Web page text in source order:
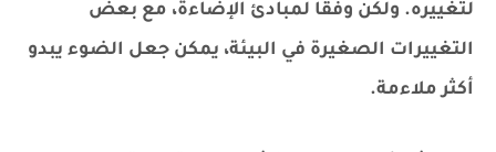
لتغييره. ولكن وفقا لمبادئ الإضاءة، مع بعض
التغييرات الصغيرة في البيئة، يمكن جعل الضوء يبدو
أكثر ملاءمة.